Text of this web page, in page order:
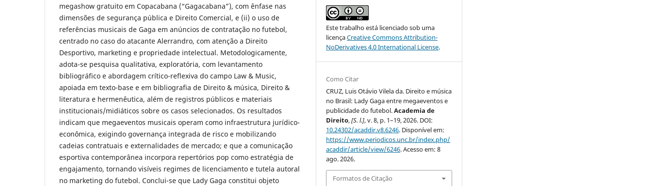
megashow gratuito em Copacabana (“Gagacabana”), com ênfase nas
dimensões de segurança pública e Direito Comercial, e (ii) o uso de
referências musicais de Gaga em anúncios de contratação no futebol,
centrado no caso do atacante Alerrandro, com atenção a Direito
Desportivo, marketing e propriedade intelectual. Metodologicamente,
adota-se pesquisa qualitativa, exploratória, com levantamento
bibliográfico e abordagem crítico-reflexiva do campo Law & Music,
apoiada em texto-base e em bibliografia de Direito & música, Direito &
literatura e hermenêutica, além de registros públicos e materiais
institucionais/midiáticos sobre os casos selecionados. Os resultados
indicam que megaeventos musicais operam como infraestrutura jurídico-
econômica, exigindo governança integrada de risco e mobilizando
cadeias contratuais e externalidades de mercado; e que a comunicação
esportiva contemporânea incorpora repertórios pop como estratégia de
engajamento, tornando visíveis regimes de licenciamento e tutela autoral
no marketing do futebol. Conclui-se que Lady Gaga constitui objeto
Este trabalho está licenciado sob uma
licençaCreative Commons Attribution-
NoDerivatives 4.0 International License.
Como Citar
CRUZ, Luis Otávio Vilela da. Direito e música
no Brasil: Lady Gaga entre megaeventos e
publicidade do futebol.Academia de
Direito,[S. l.], v. 8, p. 1–19, 2026. DOI:
10.24302/acaddir.v8.6246. Disponível em:
https://www.periodicos.unc.br/index.php/
acaddir/article/view/6246. Acesso em: 8
ago. 2026.
Formatos de Citação